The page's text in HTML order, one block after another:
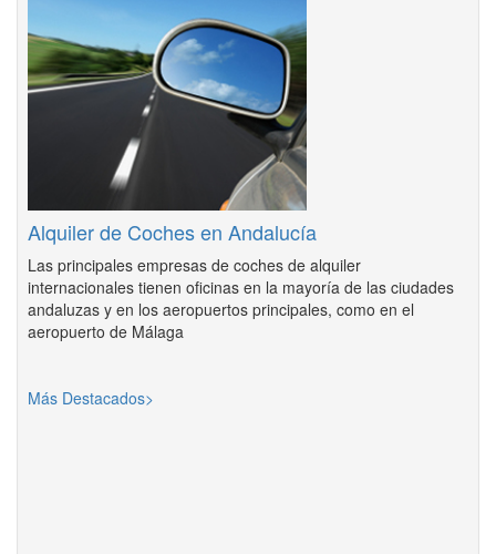
Alquiler de Coches en Andalucía
Las principales empresas de coches de alquiler
internacionales tienen oficinas en la mayoría de las ciudades
andaluzas y en los aeropuertos principales, como en el
aeropuerto de Málaga
Más Destacados>